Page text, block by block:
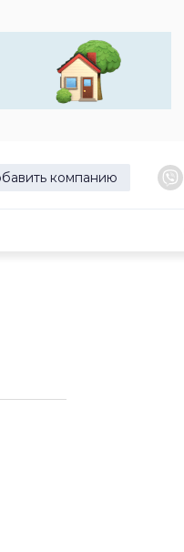
компанию